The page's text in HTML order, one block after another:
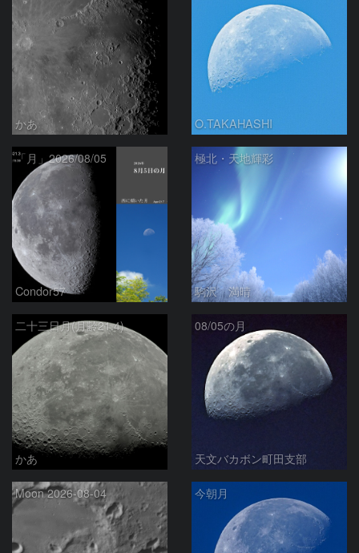
かあ O.TAKAHASHI
「月」2026/08/05
Condor57
極北・天地輝彩
駒沢 満晴
二十三日月(月齢21.4)
かあ
08/05の月
天文バカボン町田支部
Moon 2026-08-04 今朝月